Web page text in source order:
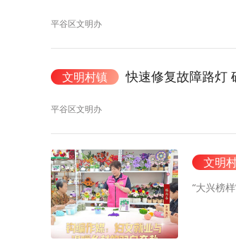
平谷区文明办
文明村镇 快速修复故障路灯
平谷区文明办
文明
“大兴榜